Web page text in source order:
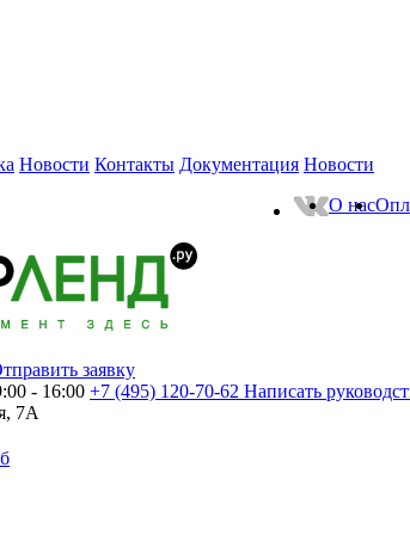
Новости Контакты Документация Новости
О нас
заявку
- 16:00 +7 (495) 120-70-62 Написать
7А